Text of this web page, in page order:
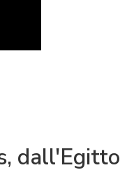
dall'Egitto